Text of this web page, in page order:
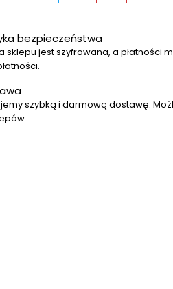
bezpieczeństwa
sklepu jest szyfrowana, a
szybką i darmową dostawę.